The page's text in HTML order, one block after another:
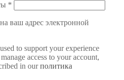
*
ваш адрес электронной
to support your experience
access to your account,
in ourполитика